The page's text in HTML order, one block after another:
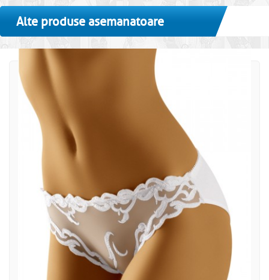
Alte produse asemanatoare